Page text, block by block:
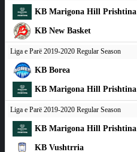
KB Marigona Hill Prishtina
KB New Basket
Liga e Parë 2019-2020 Regular Season
KB Borea
KB Marigona Hill Prishtina
Liga e Parë 2019-2020 Regular Season
KB Marigona Hill Prishtina
KB Vushtrria